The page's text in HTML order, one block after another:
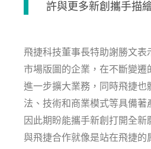
許與更多新創攜手描
飛捷科技董事長特助謝勝文表
市場版圖的企業，在不斷變遷
進一步擴大業務，同時飛捷也
法、技術和商業模式等具備著
因此期盼能攜手新創打開全新
與飛捷合作就像是站在飛捷的